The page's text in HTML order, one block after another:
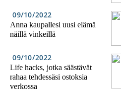
09/10/2022
Anna kaupallesi uusi elämä
näillä vinkeillä
09/10/2022
Life hacks, jotka säästävät
rahaa tehdessäsi ostoksia
verkossa